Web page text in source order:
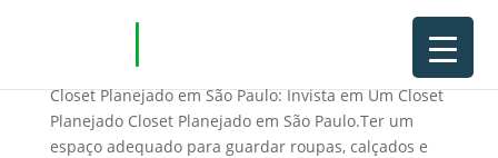
Closet Planejado em São Paulo
Closet Planejado em São Paulo: Invista em Um Closet
Planejado Closet Planejado em São Paulo.Ter um
espaço adequado para guardar roupas, calçados e